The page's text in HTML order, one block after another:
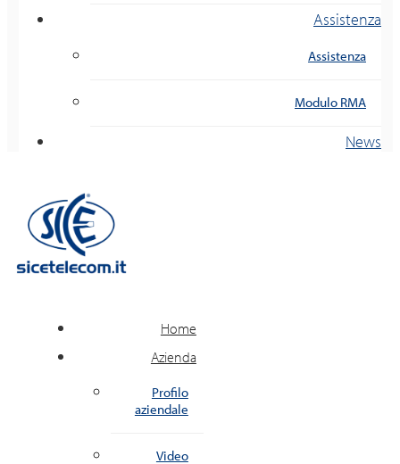
Assistenza
Assistenza
Modulo RMA
News
Home
Azienda
Profilo
aziendale
Video